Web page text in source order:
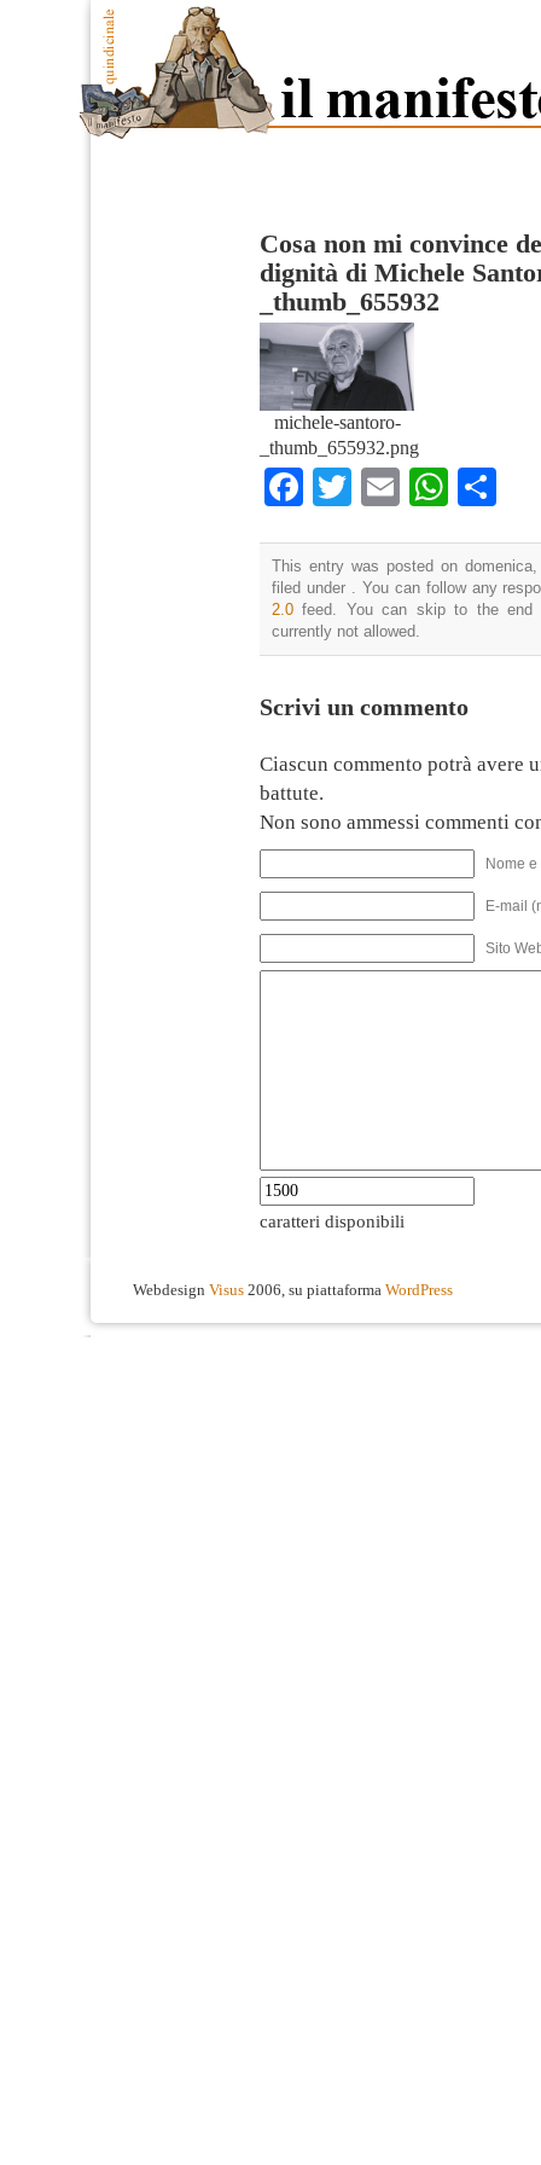
Cosa non mi convince
dignità di Michele
_thumb_655932
michele-santoro-
_thumb_655932.png
Facebook
TwitterEmail
This entry was posted on
filed under . You can follow any
2.0 feed. You can skip to the end
currently not allowed.
Scrivi un commento
Ciascun commento potrà avere
battute.
Non sono ammessi commenti
Nome
E-mail
Sito
caratteri disponibili
Webdesign Visus 2006, su piattaforma WordPress